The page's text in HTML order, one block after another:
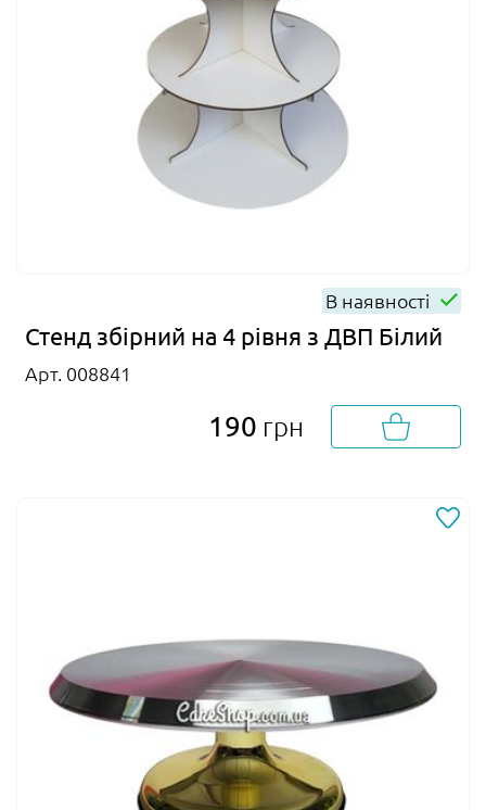
В наявності
Стенд збірний на 4 рівня з ДВП Білий
Арт. 008841
190 грн